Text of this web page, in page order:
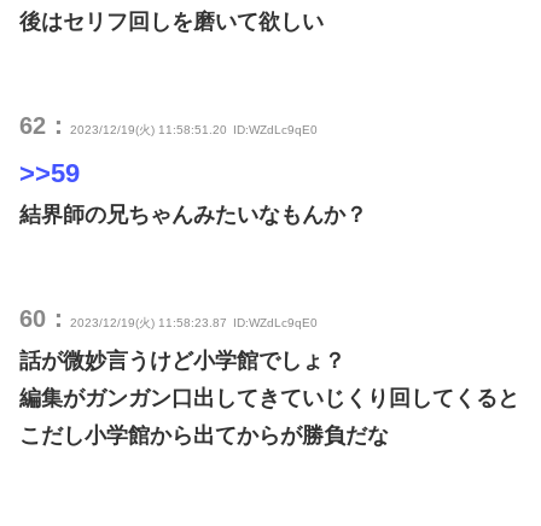
後はセリフ回しを磨いて欲しい
62： 2023/12/19(火) 11:58:51.20 ID:WZdLc9qE0
>>59
結界師の兄ちゃんみたいなもんか？
60： 2023/12/19(火) 11:58:23.87 ID:WZdLc9qE0
話が微妙言うけど小学館でしょ？
編集がガンガン口出してきていじくり回してくると
こだし小学館から出てからが勝負だな